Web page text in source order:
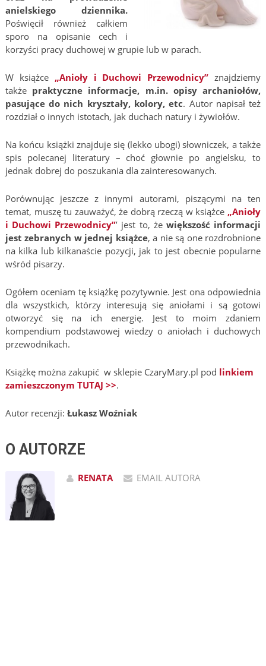
anielskiego dziennika.
Poświęcił również całkiem
sporo na opisanie cech i
korzyści pracy duchowej w grupie lub w parach.
W książce „Anioły i Duchowi Przewodnicy” znajdziemy
także praktyczne informacje, m.in. opisy archaniołów,
pasujące do nich kryształy, kolory, etc. Autor napisał też
rozdział o innych istotach, jak duchach natury i żywiołów.
Na końcu książki znajduje się (lekko ubogi) słowniczek, a także
spis polecanej literatury – choć głownie po angielsku, to
jednak dobrej do poszukania dla zainteresowanych.
Porównując jeszcze z innymi autorami, piszącymi na ten
temat, muszę tu zauważyć, że dobrą rzeczą w książce „Anioły
i Duchowi Przewodnicy”’ jest to, że większość informacji
jest zebranych w jednej książce, a nie są one rozdrobnione
na kilka lub kilkanaście pozycji, jak to jest obecnie popularne
wśród pisarzy.
Ogółem oceniam tę książkę pozytywnie. Jest ona odpowiednia
dla wszystkich, którzy interesują się aniołami i są gotowi
otworzyć się na ich energię. Jest to moim zdaniem
kompendium podstawowej wiedzy o aniołach i duchowych
przewodnikach.
Książkę można zakupić w sklepie CzaryMary.pl pod linkiem
zamieszczonym TUTAJ >>.
Autor recenzji: Łukasz Woźniak
O AUTORZE
RENATA EMAIL AUTORA